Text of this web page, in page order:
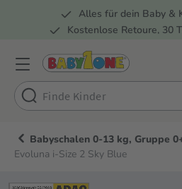
Zur Hauptnavigation springen
Alles für dein Baby &
Kostenlose Retoure, 30
Babyschalen 0-13 kg, Gruppe
Evoluna i-Size 2 Sky Blue